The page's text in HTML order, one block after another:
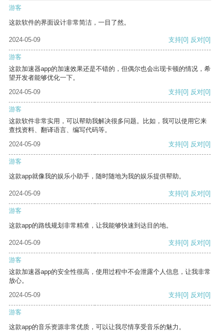
游客
这款软件的界面设计非常简洁，一目了然。
2024-05-09 支持[0] 反对[0]
游客
这款加速器app的加速效果还是不错的，但偶尔也会出现卡顿的情况，希
望开发者能够优化一下。
2024-05-09
支持[0] 反对[0]
游客
这款软件非常实用，可以帮助我解决很多问题。比如，我可以使用它来
查找资料、翻译语言、编写代码等。
2024-05-09
支持[0] 反对[0]
游客
这款app就像我的娱乐小助手，随时随地为我的娱乐提供帮助。
2024-05-09 支持[0] 反对[0]
游客
这款app的路线规划非常精准，让我能够快速到达目的地。
2024-05-09 支持[0] 反对[0]
游客
这款加速器app的安全性很高，使用过程中不会泄露个人信息，让我非常
放心。
2024-05-09
支持[0] 反对[0]
游客
这款app的音乐资源非常优质，可以让我尽情享受音乐的魅力。